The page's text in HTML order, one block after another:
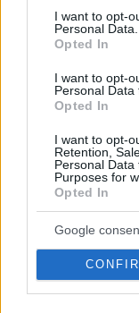
consent section.
I want to opt-
Personal Data.
Opted In
I want to opt-
Personal Data
Opted In
I want to opt-
Retention,
Personal
Purposes for
Opted In
Google
«Σπάρτακος»: Η
μετάδοση στο
Πρόκειται για
πλαίσιο του
Moscow»
21.10.2021, 06:35